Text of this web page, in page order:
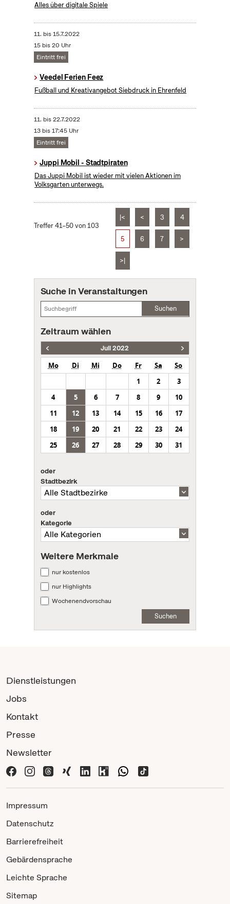
Alles über digitale Spiele
11. bis15.7.2022
15 bis 20 Uhr
Eintritt frei
Veedel Ferien Feez
Fußball und Kreativangebot Siebdruck in Ehrenfeld
11. bis22.7.2022
13 bis 17:45 Uhr
Eintritt frei
Juppi Mobil - Stadtpiraten
Das Juppi Mobil ist wieder mit vielen Aktionen im
Volksgarten unterwegs.
Treffer 41–50 von 103
|< < 3 4
5 6 7 >
>|
Suche in Veranstaltungen
Suchen
Zeitraum wählen
Juli 2022
Mo Di Mi Do Fr Sa
So
1
2
3
4
5 6 7 8 9
10
11
12 13 14 15 16
17
18
19 20 21 22 23
24
25
26 27 28 29 30 31
oder
Stadtbezirk
oder
Kategorie
Weitere Merkmale
nur kostenlos
nur Highlights
Wochenendvorschau
Suchen
Dienstleistungen
Jobs
Kontakt
Presse
Newsletter
Impressum
Datenschutz
Barrierefreiheit
Gebärdensprache
Leichte Sprache
Sitemap